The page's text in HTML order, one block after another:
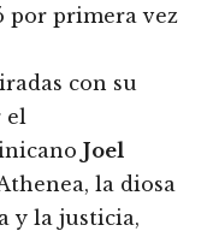
por primera vez
con su
el
Joel
la diosa
y la justicia,